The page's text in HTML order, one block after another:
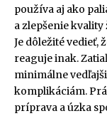
používa aj ako
a zlepšenie kvality
Je dôležité vedieť,
reaguje inak.
minimálne
komplikáciám.
príprava a úzka